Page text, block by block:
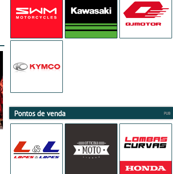
Pontos de venda